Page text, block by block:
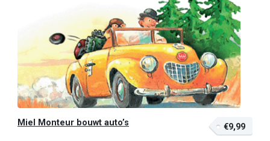
Miel Monteur bouwt auto’s €9,99